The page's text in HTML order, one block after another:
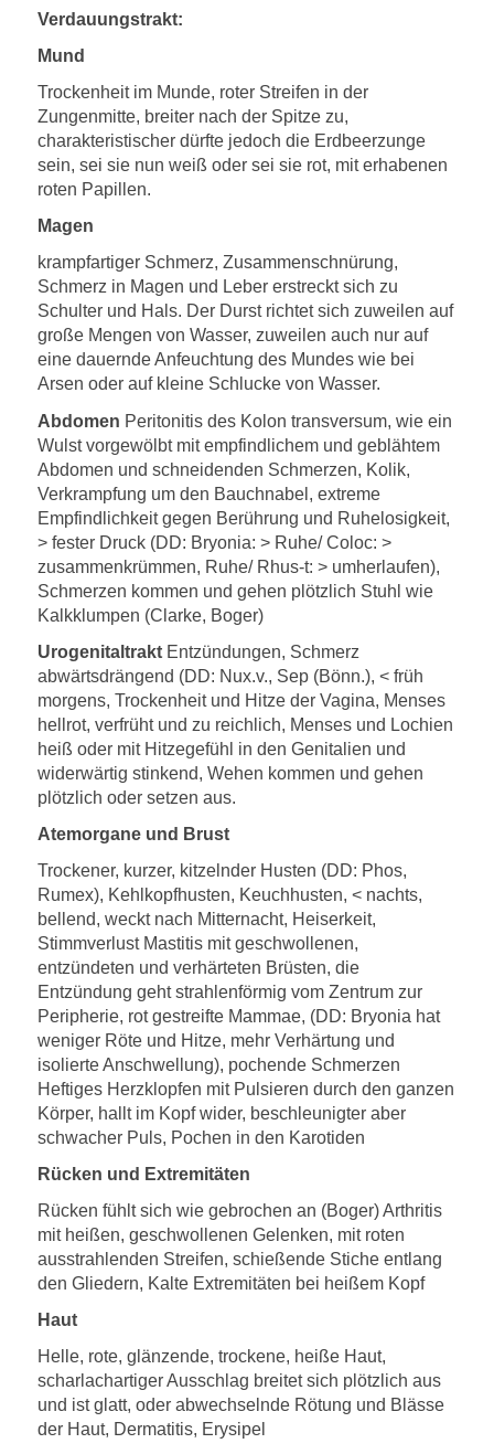
Verdauungstrakt:
Mund
Trockenheit im Munde, roter Streifen in der
Zungenmitte, breiter nach der Spitze zu,
charakteristischer dürfte jedoch die Erdbeerzunge
sein, sei sie nun weiß oder sei sie rot, mit erhabenen
roten Papillen.
Magen
krampfartiger Schmerz, Zusammenschnürung,
Schmerz in Magen und Leber erstreckt sich zu
Schulter und Hals. Der Durst richtet sich zuweilen auf
große Mengen von Wasser, zuweilen auch nur auf
eine dauernde Anfeuchtung des Mundes wie bei
Arsen oder auf kleine Schlucke von Wasser.
Abdomen Peritonitis des Kolon transversum, wie ein
Wulst vorgewölbt mit empfindlichem und geblähtem
Abdomen und schneidenden Schmerzen, Kolik,
Verkrampfung um den Bauchnabel, extreme
Empfindlichkeit gegen Berührung und Ruhelosigkeit,
> fester Druck (DD: Bryonia: > Ruhe/ Coloc: >
zusammenkrümmen, Ruhe/ Rhus-t: > umherlaufen),
Schmerzen kommen und gehen plötzlich Stuhl wie
Kalkklumpen (Clarke, Boger)
UrogenitaltraktEntzündungen, Schmerz
abwärtsdrängend (DD: Nux.v., Sep (Bönn.), < früh
morgens, Trockenheit und Hitze der Vagina, Menses
hellrot, verfrüht und zu reichlich, Menses und Lochien
heiß oder mit Hitzegefühl in den Genitalien und
widerwärtig stinkend, Wehen kommen und gehen
plötzlich oder setzen aus.
Atemorgane und Brust
Trockener, kurzer, kitzelnder Husten (DD: Phos,
Rumex), Kehlkopfhusten, Keuchhusten, < nachts,
bellend, weckt nach Mitternacht, Heiserkeit,
Stimmverlust Mastitis mit geschwollenen,
entzündeten und verhärteten Brüsten, die
Entzündung geht strahlenförmig vom Zentrum zur
Peripherie, rot gestreifte Mammae, (DD: Bryonia hat
weniger Röte und Hitze, mehr Verhärtung und
isolierte Anschwellung), pochende Schmerzen
Heftiges Herzklopfen mit Pulsieren durch den ganzen
Körper, hallt im Kopf wider, beschleunigter aber
schwacher Puls, Pochen in den Karotiden
Rücken und Extremitäten
Rücken fühlt sich wie gebrochen an (Boger) Arthritis
mit heißen, geschwollenen Gelenken, mit roten
ausstrahlenden Streifen, schießende Stiche entlang
den Gliedern, Kalte Extremitäten bei heißem Kopf
Haut
Helle, rote, glänzende, trockene, heiße Haut,
scharlachartiger Ausschlag breitet sich plötzlich aus
und ist glatt, oder abwechselnde Rötung und Blässe
der Haut, Dermatitis, Erysipel